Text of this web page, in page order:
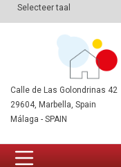
Selecteer taal
Calle de Las Golondrinas 42
29604, Marbella, Spain
Málaga - SPAIN